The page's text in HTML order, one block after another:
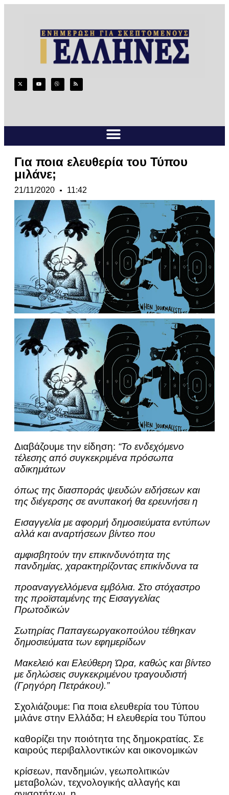
Για ποια ελευθερία του Τύπου
μιλάνε;
21/11/2020 11:42
Διαβάζουμε την είδηση: “Το ενδεχόμενο
τέλεσης από συγκεκριμένα πρόσωπα
αδικημάτων
όπως της διασποράς ψευδών ειδήσεων και
της διέγερσης σε ανυπακοή θα ερευνήσει η
Εισαγγελία με αφορμή δημοσιεύματα εντύπων
αλλά και αναρτήσεων βίντεο που
αμφισβητούν την επικινδυνότητα της
πανδημίας, χαρακτηρίζοντας επικίνδυνα τα
προαναγγελλόμενα εμβόλια. Στο στόχαστρο
της προϊσταμένης της Εισαγγελίας
Πρωτοδικών
Σωτηρίας Παπαγεωργακοπούλου τέθηκαν
δημοσιεύματα των εφημερίδων
Μακελειό και Ελεύθερη Ώρα, καθώς και βίντεο
με δηλώσεις συγκεκριμένου τραγουδιστή
(Γρηγόρη Πετράκου).”
Σχολιάζουμε: Για ποια ελευθερία του Τύπου
μιλάνε στην Ελλάδα; Η ελευθερία του Τύπου
καθορίζει την ποιότητα της δημοκρατίας. Σε
καιρούς περιβαλλοντικών και οικονομικών
κρίσεων, πανδημιών, γεωπολιτικών
μεταβολών, τεχνολογικής αλλαγής και